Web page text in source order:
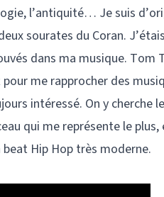
l’antiquité… Je suis
sourates du Coran.
dans ma musique.
me rapprocher des
intéressé. On y cherche
qui me représente le
Hip Hop très moderne.